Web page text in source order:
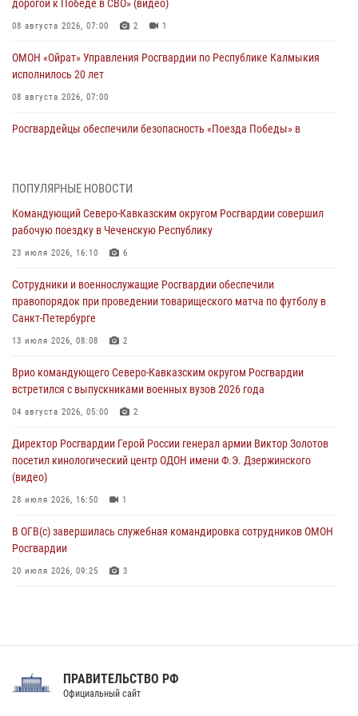
дорогой к Победе в СВО» (видео)
08 августа 2026, 07:00 2 1
ОМОН «Ойрат» Управления Росгвардии по Республике Калмыкия
исполнилось 20 лет
08 августа 2026, 07:00
Росгвардейцы обеспечили безопасность «Поезда Победы» в
настольному теннису ко Дню физкультурника
08 августа 2026, 07:00
ограниченными возможностями здоровья (видео)
08 августа 2026, 06:32 1
Спецназ Росгвардии в Марий Эл почтил память товарища на
08 августа 2026, 06:15 9
День физкультурника в Уральском округе Росгвардии отметили
08 августа 2026, 06:03
ПОПУЛЯРНЫЕ НОВОСТИ
Командующий Северо-Кавказским округом Росгвардии совершил
рабочую поездку в Чеченскую Республику
23 июля 2026, 16:10 6
Сотрудники и военнослужащие Росгвардии обеспечили
правопорядок при проведении товарищеского матча по футболу в
Санкт-Петербурге
13 июля 2026, 08:08 2
Врио командующего Северо-Кавказским округом Росгвардии
встретился с выпускниками военных вузов 2026 года
04 августа 2026, 05:00 2
Директор Росгвардии Герой России генерал армии Виктор Золотов
посетил кинологический центр ОДОН имени Ф.Э. Дзержинского
(видео)
28 июля 2026, 16:50 1
В ОГВ(с) завершилась служебная командировка сотрудников ОМОН
Росгвардии
20 июля 2026, 09:25 3
Праздник «Один день с Росгвардией» к 105-летию Центрального
ПРАВИТЕЛЬСТВО РФ
Официальный сайт